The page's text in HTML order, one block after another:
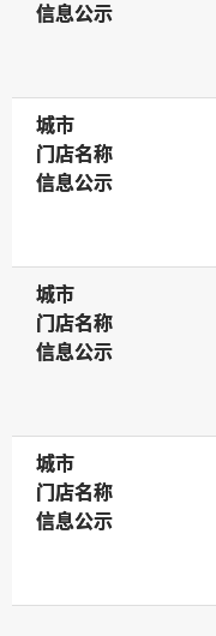
信息公示
信息公示
城市
城市
门店名称
门店名称
信息公示
信息公示
城市
城市
门店名称
门店名称
信息公示
信息公示
城市
城市
门店名称
门店名称
信息公示
信息公示